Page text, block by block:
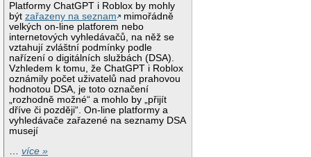
Platformy ChatGPT i Roblox by mohly
býtzařazeny na seznam
mimořádně
velkých on-line platforem nebo
internetových vyhledávačů, na něž se
vztahují zvláštní podmínky podle
nařízení o digitálních službách (DSA).
Vzhledem k tomu, že ChatGPT i Roblox
oznámily počet uživatelů nad prahovou
hodnotou DSA, je toto označení
„rozhodně možné“ a mohlo by „přijít
dříve či později“. On-line platformy a
vyhledávače zařazené na seznamy DSA
musejí
…více »